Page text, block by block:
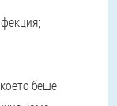
което беше